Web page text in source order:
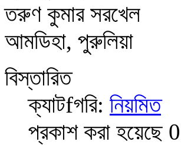
তরুণ কুমার সরখেল
আমডিহা, পুরুলিয়া
বিস্তারিত
ক্যাটfগরি: নিয়মিত
প্রকাশ করা হয়েছে